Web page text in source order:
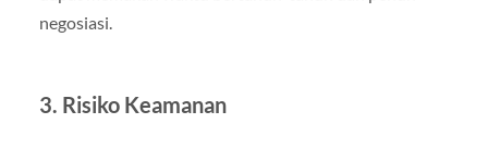
negosiasi.
3. Risiko Keamanan